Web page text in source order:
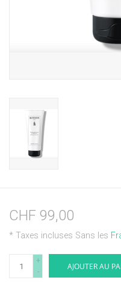
CHF 99,00
* Taxes incluses Sans les
+
-
AJOUTER AU